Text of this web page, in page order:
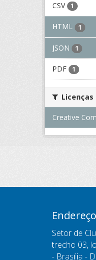
CSV 1
HTML 1
JSON 1
PDF 1
Licenças
Creative
Endereço
Setor de
trecho 03,
- Brasília -